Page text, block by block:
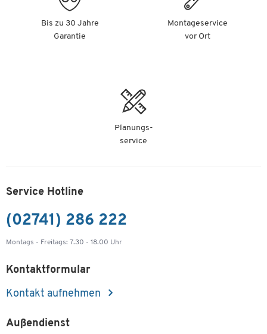
Bis zu 30 Jahre
Garantie
Montageservice
vor Ort
Planungs-
service
Service Hotline
(02741) 286 222
Montags - Freitags: 7.30 - 18.00 Uhr
Kontaktformular
Kontakt aufnehmen
Außendienst